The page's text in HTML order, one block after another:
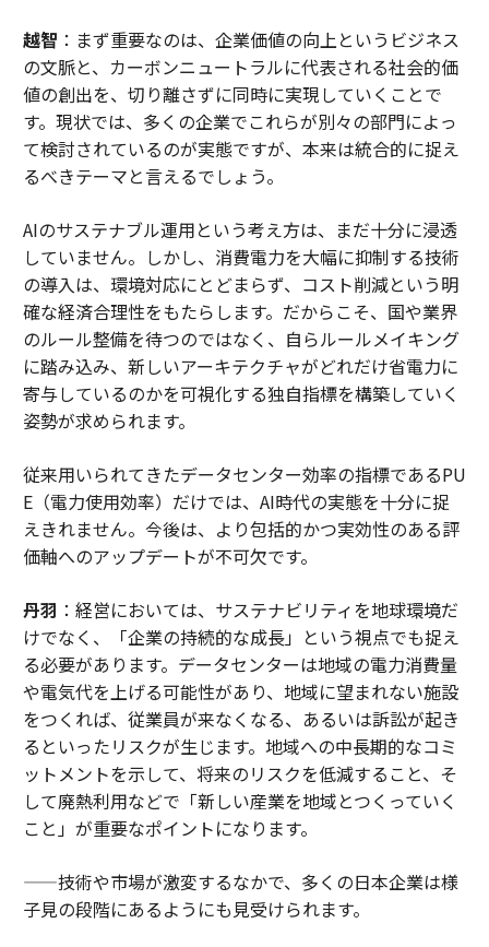
越智 ：まず重要なのは、企業価値の向上というビジネス
の文脈と、カーボンニュートラルに代表される社会的価
値の創出を、切り離さずに同時に実現していくことで
す。現状では、多くの企業でこれらが別々の部門によっ
て検討されているのが実態ですが、本来は統合的に捉え
るべきテーマと言えるでしょう。
AIのサステナブル運用という考え方は、まだ十分に浸透
していません。しかし、消費電力を大幅に抑制する技術
の導入は、環境対応にとどまらず、コスト削減という明
確な経済合理性をもたらします。だからこそ、国や業界
のルール整備を待つのではなく、自らルールメイキング
に踏み込み、新しいアーキテクチャがどれだけ省電力に
寄与しているのかを可視化する独自指標を構築していく
姿勢が求められます。
従来用いられてきたデータセンター効率の指標であるPU
E（電力使用効率）だけでは、AI時代の実態を十分に捉
えきれません。今後は、より包括的かつ実効性のある評
価軸へのアップデートが不可欠です。
丹羽 ：経営においては、サステナビリティを地球環境だ
けでなく、「企業の持続的な成長」という視点でも捉え
る必要があります。データセンターは地域の電力消費量
や電気代を上げる可能性があり、地域に望まれない施設
をつくれば、従業員が来なくなる、あるいは訴訟が起き
るといったリスクが生じます。地域への中長期的なコミ
ットメントを示して、将来のリスクを低減すること、そ
して廃熱利用などで「新しい産業を地域とつくっていく
こと」が重要なポイントになります。
——技術や市場が激変するなかで、多くの日本企業は様
子見の段階にあるようにも見受けられます。